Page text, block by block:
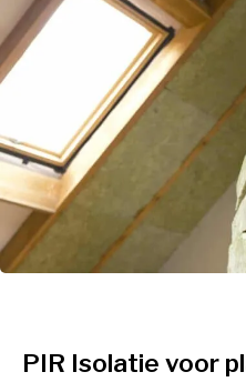
PIR Isolatie voor